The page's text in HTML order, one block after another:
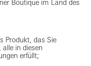
Boutique im Land des
das Sie
in diesen
erfüllt;